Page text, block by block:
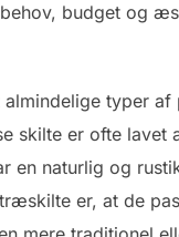
budget og
almindelige typer af
skilte er ofte lavet
en naturlig og
er, at de